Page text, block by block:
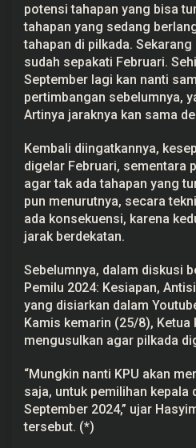
potensi tahapan yang bisa
tahapan yang sedang
tahapan di pilkada.
sudah sepakati Februari.
September lagi kan nanti
pertimbangan sebelumnya,
Artinya jaraknya kan sama
Kembali diingatkannya,
digelar Februari, sementara
agar tak ada tahapan yang
pun menurutnya, secara
ada konsekuensi, karena
jarak berdekatan.
Sebelumnya, dalam diskusi
Pemilu 2024: Kesiapan,
yang disiarkan dalam
Kamis kemarin (25/8), Ketua
mengusulkan agar pilkada
“Mungkin nanti KPU akan
saja, untuk pemilihan kepala
September 2024,” ujar
tersebut. (*)